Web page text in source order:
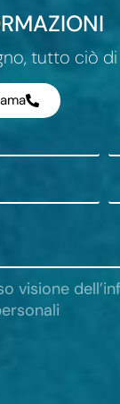
tutto ciò
visione